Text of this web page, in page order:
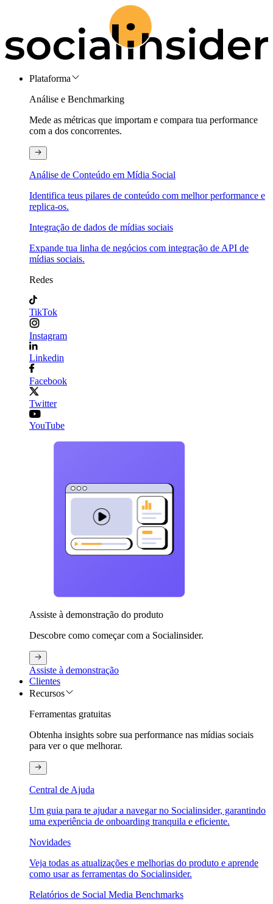
Plataforma
Análise e Benchmarking
Mede as métricas que importam e compara tua performance
com a dos concorrentes.
Análise de Conteúdo em Mídia Social
Identifica teus pilares de conteúdo com melhor performance e
replica-os.
Integração de dados de mídias sociais
Expande tua linha de negócios com integração de API de
mídias sociais.
Redes
TikTok
Instagram
Linkedin
Facebook
Twitter
YouTube
Assiste à demonstração do produto
Descobre como começar com a Socialinsider.
Assiste à demonstração
Clientes
Recursos
Ferramentas gratuitas
Obtenha insights sobre sua performance nas mídias sociais
para ver o que melhorar.
Central de Ajuda
Um guia para te ajudar a navegar no Socialinsider, garantindo
uma experiência de onboarding tranquila e eficiente.
Novidades
Veja todas as atualizações e melhorias do produto e aprende
como usar as ferramentas do Socialinsider.
Relatórios de Social Media Benchmarks